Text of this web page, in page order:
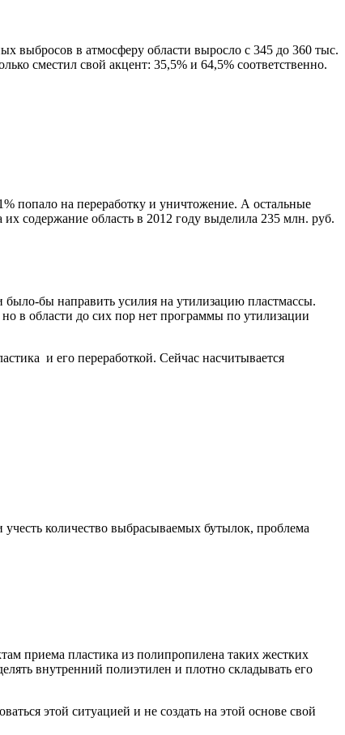
выбросов в атмосферу области выросло с 345 до 360 тыс.
сместил свой акцент: 35,5% и 64,5% соответственно.
попало на переработку и уничтожение. А остальные
содержание область в 2012 году выделила 235 млн. руб.
было-бы направить усилия на утилизацию пластмассы.
в области до сих пор нет программы по утилизации
и его переработкой. Сейчас насчитывается
учесть количество выбрасываемых бутылок, проблема
приема пластика из полипропилена таких жестких
внутренний полиэтилен и плотно складывать его
этой ситуацией и не создать на этой основе свой